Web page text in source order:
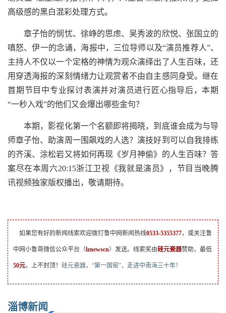
高级感的黑白混彩处理方式。
章子怡的悯忧、徐峥的思虑、吴秀波的欣悦、张国立的
嗔怒、伊一的念诵，海报中，三位导师以及“演员推荐人”、
主持人不仅以一个定格的神情为观众演绎出了人生百味，还
用穿透海报的深刻情绪力让观赏者不由自主感同身受。继在
首期节目中专业探讨表演并对演员进行匠心指导后，本期
“一秒入戏”的他们又会爆出哪些金句？
本期，影视化第一个名额即将揭晓，到底谁会成为与导
师章子怡、助演周一围飙戏的人选？演技好到可以自我排练
的齐溪、涂松岩又将如何再现《岁月神偷》的人生百味？答
案尽在本周六20:15浙江卫视《我就是演员》，节目当晚腾
讯视频独家版权播出，敬请期待。
如果您有好的新闻线索欢迎拨打鲁中网新闻热线0533-5355377，或关注鲁
中网小鲁哥微信公众平台（lznewscn）发送。线索奖由硅元瓷器赞助，最低
50元，上不封顶！ 硅元瓷器，“第一国窑”，走进中南海三十年！
淄博新闻